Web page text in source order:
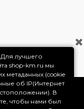
Для лучшего
shop-km.ru мы
метаданных (cookie
об IP(Интернет
В
чтобы нами был